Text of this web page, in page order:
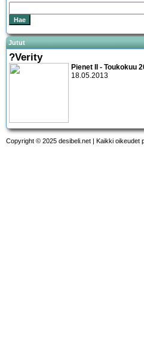
Jutut
?Verity
Pienet II - Toukokuu
18.05.2013
Copyright © 2025 desibeli.net | Kaikki oikeudet